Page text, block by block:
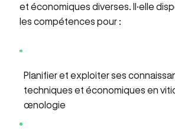
et économiques diverses. Il·elle
les compétences pour :​
Planifier et exploiter ses
techniques et économiques en
œnologie